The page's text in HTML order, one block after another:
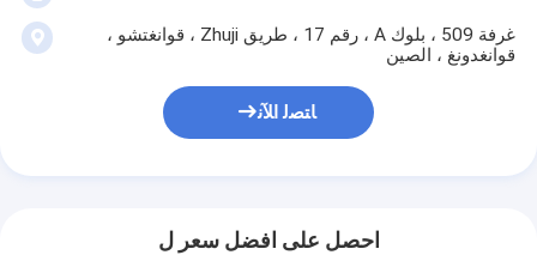
غرفة 509 ، بلوك A ، رقم 17 ، طريق Zhuji ، قوانغتشو ،
قوانغدونغ ، الصين
ﺎﺘﺼﻟ ﺍﻶﻧ
احصل على افضل سعر ل